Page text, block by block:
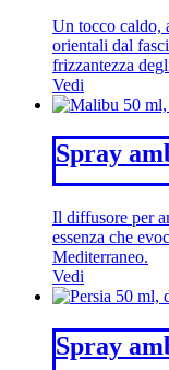
Un tocco caldo,
orientali dal
frizzantezza
Vedi
Spray
Il diffusore per
essenza che
Mediterraneo.
Vedi
Spray